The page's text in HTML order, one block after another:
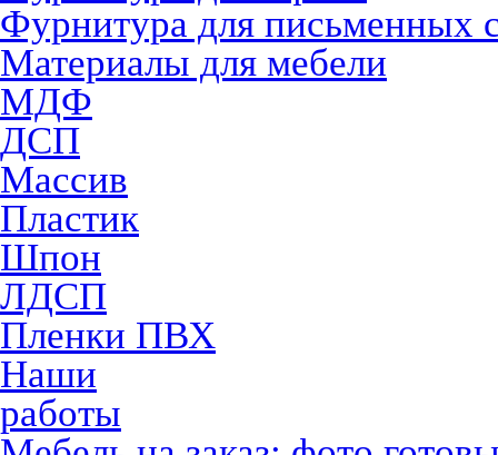
Фурнитура для письменных
Материалы для мебели
МДФ
ДСП
Массив
Пластик
Шпон
ЛДСП
Пленки ПВХ
Наши
работы